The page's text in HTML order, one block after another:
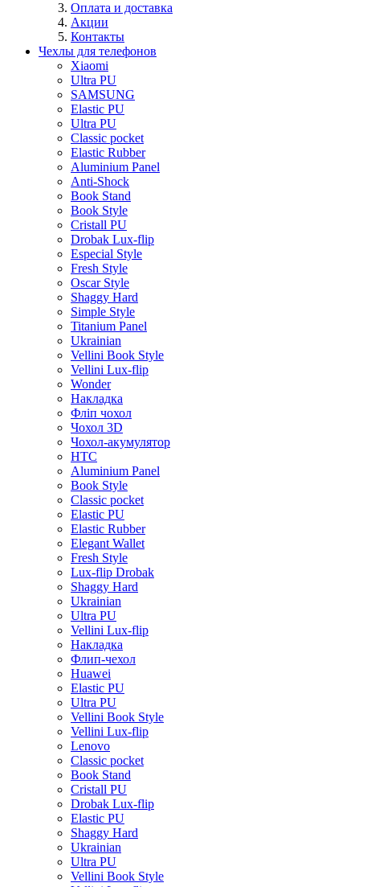
Оплата и доставка
Акции
Контакты
Чехлы для телефонов
Xiaomi
Ultra PU
SAMSUNG
Elastic PU
Ultra PU
Classic pocket
Elastic Rubber
Aluminium Panel
Anti-Shock
Book Stand
Book Style
Cristall PU
Drobak Lux-flip
Especial Style
Fresh Style
Oscar Style
Shaggy Hard
Simple Style
Titanium Panel
Ukrainian
Vellini Book Style
Vellini Lux-flip
Wonder
Накладка
Фліп чохол
Чохол 3D
Чохол-акумулятор
HTC
Aluminium Panel
Book Style
Classic pocket
Elastic PU
Elastic Rubber
Elegant Wallet
Fresh Style
Lux-flip Drobak
Shaggy Hard
Ukrainian
Ultra PU
Vellini Lux-flip
Накладка
Флип-чехол
Huawei
Elastic PU
Ultra PU
Vellini Book Style
Vellini Lux-flip
Lenovo
Classic pocket
Book Stand
Cristall PU
Drobak Lux-flip
Elastic PU
Shaggy Hard
Ukrainian
Ultra PU
Vellini Book Style